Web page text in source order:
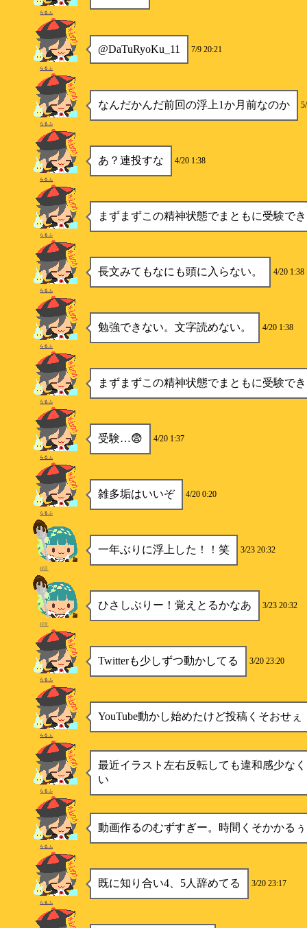
らるふ
@DaTuRyoKu_11 7/9 20:21
らるふ
なんだかんだ前回の浮上1か月前なのか
らるふ
あ？連投すな 4/20 1:38
らるふ
まずまずこの精神状態でまともに受験で
らるふ
長文みてもなにも頭に入らない。 4/20 1:38
らるふ
勉強できない。文字読めない。 4/20 1:38
らるふ
まずまずこの精神状態でまともに受験で
らるふ
受験…😨 4/20 1:37
らるふ
雑多垢はいいぞ 4/20 0:20
らるふ
一年ぶりに浮上した！！笑 3/23 20:32
紺音
ひさしぶりー！覚えとるかなあ 3/23 20:32
紺音
Twitterも少しずつ動かしてる 3/20 23:20
らるふ
YouTube動かし始めたけど投稿くそおせぇ
らるふ
最近イラスト左右反転しても違和感少な
い
らるふ
動画作るのむずすぎー。時間くそかかる
らるふ
既に知り合い4、5人辞めてる 3/20 23:17
らるふ